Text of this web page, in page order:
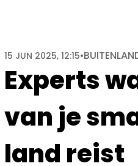
Experts
van je
land reist
15 JUN 2025, 12:15•